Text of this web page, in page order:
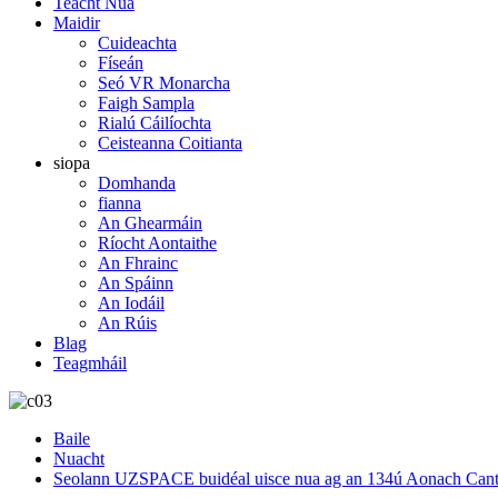
Maidir
Cuideachta
Físeán
Seó VR Monarcha
Faigh Sampla
Rialú Cáilíochta
Ceisteanna Coitianta
siopa
Domhanda
fianna
An Ghearmáin
Ríocht Aontaithe
An Fhrainc
An Spáinn
An Iodáil
An Rúis
Blag
Teagmháil
Baile
Nuacht
Seolann UZSPACE buidéal uisce nua ag an 134ú Aonach